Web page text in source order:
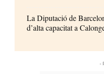
La Diputació de
d’alta capacitat a
-